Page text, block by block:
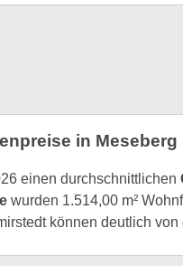
in Meseberg
einen durchschnittlichen
wurden 1.514,00 m²
können deutlich